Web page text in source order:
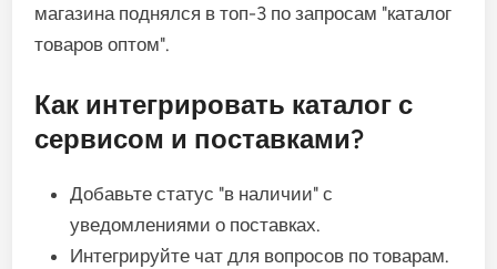
магазина поднялся в топ-3 по запросам "каталог
товаров оптом".
Как интегрировать каталог с
сервисом и поставками?
Добавьте статус "в наличии" с
уведомлениями о поставках.
Интегрируйте чат для вопросов по товарам.